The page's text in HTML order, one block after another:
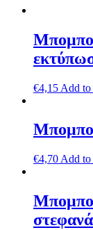
€4,15 Add to
€4,70 Add to